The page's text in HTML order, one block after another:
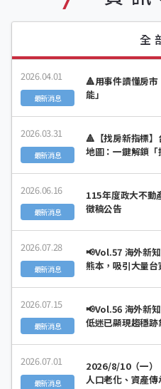
全
2026.04.01
最新消息
🔺用事件讀懂房
能」
2026.03.31
最新消息
🔺【找房新指標
地圖：一鍵解鎖「
2026.06.16
最新消息
115年度政大不動
徵稿公告
2026.07.28
最新消息
📢Vol.57 海外新
熊本，吸引大量
2026.07.15
最新消息
📢Vol.56 海外新
低迷已顯現趨穩
2026.07.01
最新消息
2026/8/10（一）
人口老化、資產